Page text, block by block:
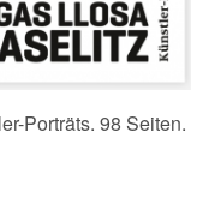
Porträts. 98 Seiten.